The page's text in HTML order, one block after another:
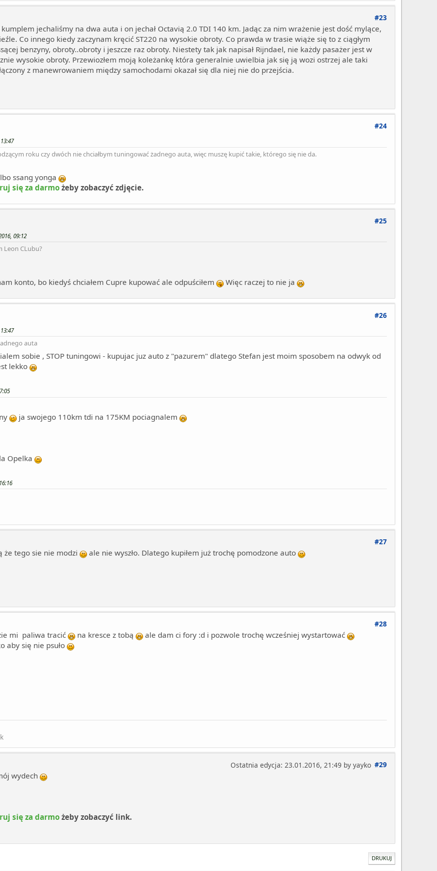
#23
jechaliśmy na dwa auta i on jechał Octavią 2.0 TDI 140 km. Jadąc za nim wrażenie jest dość mylące,
Co innego kiedy zaczynam kręcić ST220 na wysokie obroty. Co prawda w trasie wiąże się to z ciągłym
benzyny, obroty..obroty i jeszcze raz obroty. Niestety tak jak napisał Rijndael, nie każdy pasażer jest w
wysokie obroty. Przewiozłem moją koleżankę która generalnie uwielbia jak się ją wozi ostrzej ale taki
z manewrowaniem między samochodami okazał się dla niej nie do przejścia.
#24
roku czy dwóch nie chciałbym tuningować żadnego auta, więc muszę kupić takie, którego się nie da.
ssang yonga
się za darmożeby zobaczyć zdjęcie.
#25
09:12
Leon CLubu?
konto, bo kiedyś chciałem Cupre kupować ale odpuściłem Więc raczej to nie ja
#26
auta
sobie , STOP tuningowi - kupujac juz auto z "pazurem" dlatego Stefan jest moim sposobem na odwyk od
lekko
ja swojego 110km tdi na 175KM pociagnalem
Opelka
#27
że tego sie nie modzi ale nie wyszło. Dlatego kupiłem już trochę pomodzone auto
#28
mi paliwa tracić na kresce z tobą
ale dam ci fory :d i pozwole trochę wcześniej wystartować
aby się nie psuło
#29
Ostatnia edycja: 23.01.2016, 21:49 by yayko
wydech
się za darmożeby zobaczyć link.
DRUKUJ